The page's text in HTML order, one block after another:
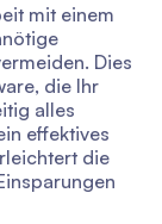
mit einem
Dies
die Ihr
alles
effektives
die